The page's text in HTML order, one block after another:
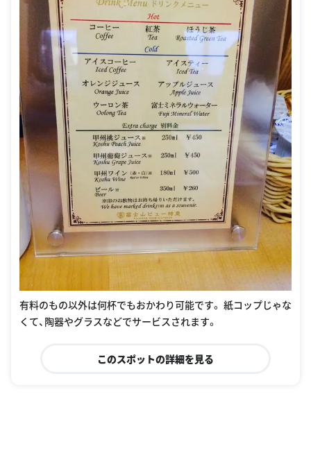
有料のもの以外は何杯でもおかわり可能です。 紙コップじゃな
くて、陶器やグラスなどでサービスされます。
このスポットの詳細を見る